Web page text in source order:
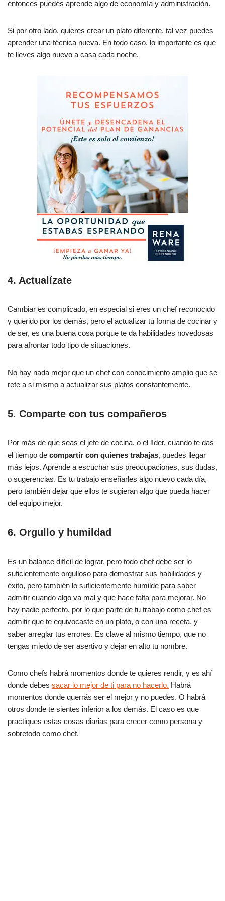
entonces puedes aprende algo de economía y administración.
Si por otro lado, quieres crear un plato diferente, tal vez puedes
aprender una técnica nueva. En todo caso, lo importante es que
te lleves algo nuevo a casa cada noche.
4. Actualízate
Cambiar es complicado, en especial si eres un chef reconocido
y querido por los demás, pero el actualizar tu forma de cocinar y
de ser, es una buena cosa porque te da habilidades novedosas
para afrontar todo tipo de situaciones.
No hay nada mejor que un chef con conocimiento amplio que se
rete a si mismo a actualizar sus platos constantemente.
5. Comparte con tus compañeros
Por más de que seas el jefe de cocina, o el líder, cuando te das
el tiempo de compartir con quienes trabajas, puedes llegar
más lejos. Aprende a escuchar sus preocupaciones, sus dudas,
o sugerencias. Es tu trabajo enseñarles algo nuevo cada día,
pero también dejar que ellos te sugieran algo que pueda hacer
del equipo mejor.
6. Orgullo y humildad
Es un balance difícil de lograr, pero todo chef debe ser lo
suficientemente orgulloso para demostrar sus habilidades y
éxito, pero también lo suficientemente humilde para saber
admitir cuando algo va mal y que hace falta para mejorar. No
hay nadie perfecto, por lo que parte de tu trabajo como chef es
admitir que te equivocaste en un plato, o con una receta, y
saber arreglar tus errores. Es clave al mismo tiempo, que no
tengas miedo de ser asertivo y dejar en alto tu nombre.
Como chefs habrá momentos donde te quieres rendir, y es ahí
donde debes sacar lo mejor de ti para no hacerlo. Habrá
momentos donde querrás ser el mejor y no puedes. O habrá
otros donde te sientes inferior a los demás. El caso es que
practiques estas cosas diarias para crecer como persona y
sobretodo como chef.